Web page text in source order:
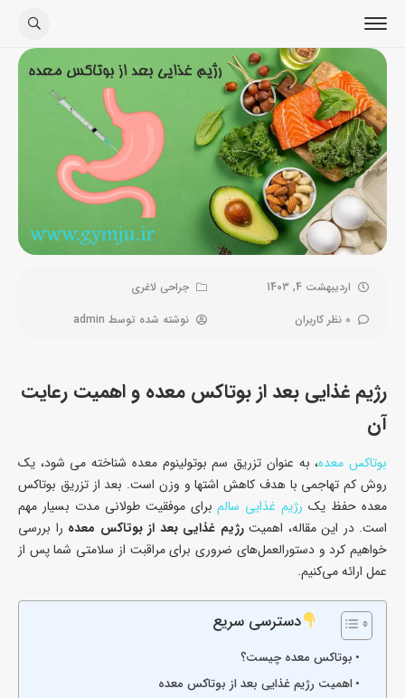
اردیبهشت 4, 1403
جراحی لاغری
0 نظر کاربران
نوشته شده توسط admin
رژیم غذایی بعد از بوتاکس معده و اهمیت رعایت
آن
بوتاکس معده، به عنوان تزریق سم بوتولینوم معده شناخته می شود، یک
روش کم تهاجمی با هدف کاهش اشتها و وزن است. بعد از تزریق بوتاکس
معده حفظ یک رژیم غذایی سالمبرای موفقیت طولانی مدت بسیار مهم
است. در این مقاله، اهمیترژیم غذایی بعد از بوتاکس معده را بررسی
خواهیم کرد و دستورالعمل‌های ضروری برای مراقبت از سلامتی شما پس از
عمل ارائه می‌کنیم.
دسترسی سریع
بوتاکس معده چیست؟
اهمیت رژیم غذایی بعد از بوتاکس معده